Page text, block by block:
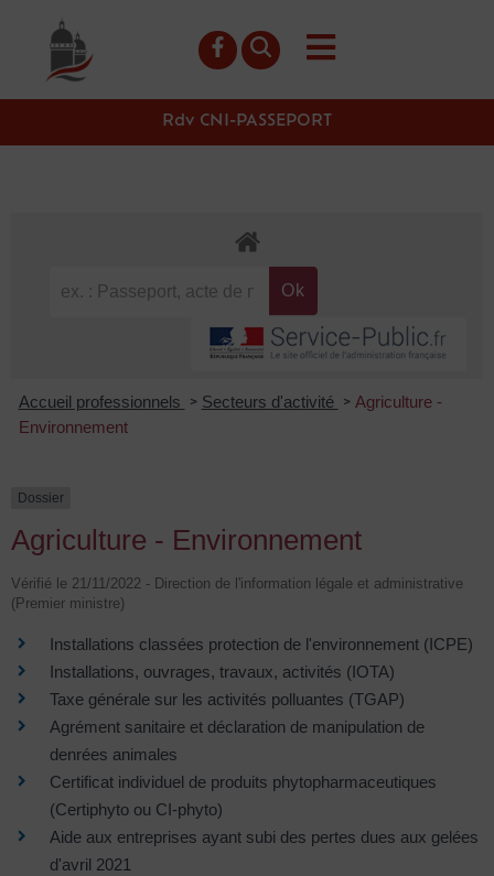
principal
Rdv CNI-PASSEPORT
Accueil professionnels > Secteurs d'activité > Agriculture -
Environnement
Dossier
Agriculture - Environnement
Vérifié le 21/11/2022 - Direction de l'information légale et administrative
(Premier ministre)
Installations classées protection de l'environnement (ICPE)
Installations, ouvrages, travaux, activités (IOTA)
Taxe générale sur les activités polluantes (TGAP)
Agrément sanitaire et déclaration de manipulation de
denrées animales
Certificat individuel de produits phytopharmaceutiques
(Certiphyto ou CI-phyto)
Aide aux entreprises ayant subi des pertes dues aux gelées
d'avril 2021